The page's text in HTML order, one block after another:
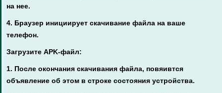
на нее.
4. Браузер инициирует скачивание файла на ваше
телефон.
Загрузите APK-файл:
1. После окончания скачивания файла, повяивтся
объявление об этом в строке состояния устройства.